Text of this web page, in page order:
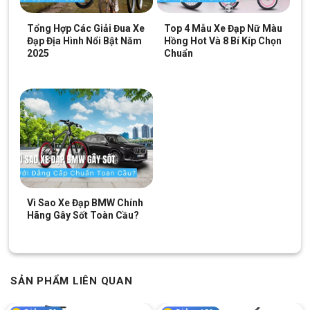
Ghi đông đặc trưng của dòng touring
Ghi đông thể thao, có sừng. Cho người lái khả năng vận hành xe mượt
mà hơn.
Dáng ghi đông trênXe Đạp Đường Phố Touring Vivente
Quick 700ckhông chỉ tăng tính thời thượng cho xe mà còn
đảm bảo an toàn cho người lái.
Đặc biệt là khi đi qua những địa hình không bằng phẳng, có
nhiều vật cản, thì ghi đông ngang sẽ phát huy những điểm mạnh
vốn có của mình
Yên xe chuẩn, hạn chế đau mỏi
sử dụng
Tổng Hợp Các Giải Đua Xe
Đạp Địa Hình Nổi Bật Năm
2025
Top 4 Mẫu Xe Đạp Nữ Màu
Hồng Hot Và 8 Bí Kíp Chọn
Chuẩn
Vì Sao Xe Đạp BMW Chính
Hãng Gây Sốt Toàn Cầu?
SẢN PHẨM LIÊN QUAN